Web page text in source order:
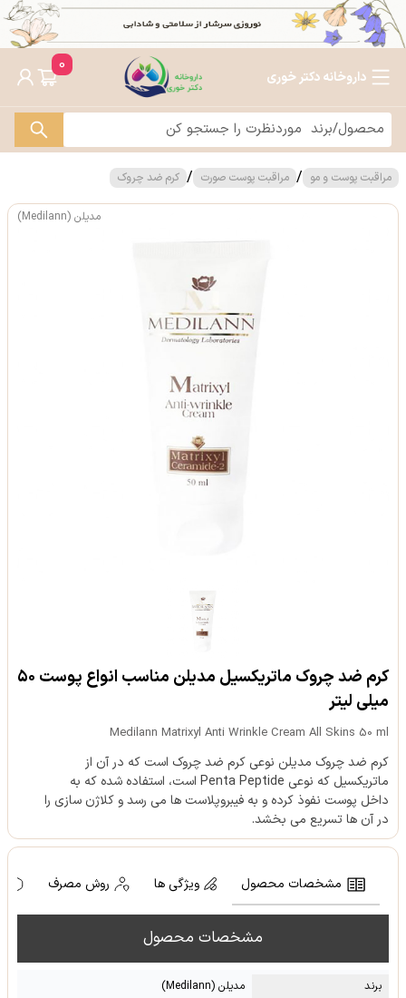
داروخانه دکتر خوری
0
مراقبت پوست و مو / مراقبت پوست صورت / کرم ضد چروک
مدیلن (Medilann)
کرم ضد چروک ماتریکسیل مدیلن مناسب انواع پوست ۵۰
میلی لیتر
Medilann Matrixyl Anti Wrinkle Cream All Skins 50 ml
کرم ضد چروک مدیلن نوعی کرم ضد چروک است که در آن از
ماتریکسیل که نوعی Penta Peptide است، استفاده شده که به
داخل پوست نفوذ کرده و به فیبروپلاست ها می رسد و کلاژن سازی را
در آن ها تسریع می بخشد.
مشخصات محصول ویژگی ها روش مصرف
مشخصات محصول
برند مدیلن (Medilann)